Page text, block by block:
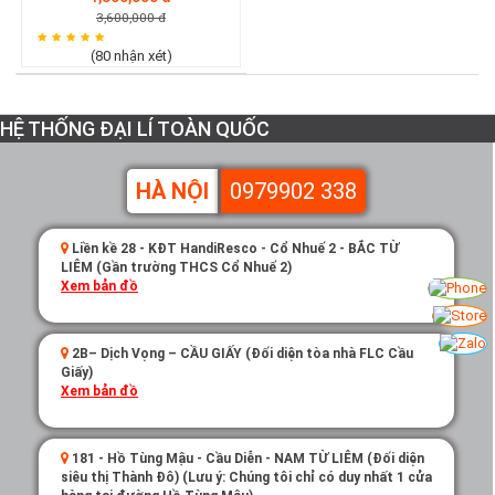
3,600,000 đ
(80 nhận xét)
HỆ THỐNG ĐẠI LÍ TOÀN QUỐC
HÀ NỘI 0979902 338
Liền kề 28 - KĐT HandiResco - Cổ Nhuế 2 - BẮC TỪ
LIÊM (Gần trường THCS Cổ Nhuế 2)
Xem bản đồ
2B– Dịch Vọng – CẦU GIẤY (Đối diện tòa nhà FLC Cầu
Giấy)
Xem bản đồ
181 - Hồ Tùng Mậu - Cầu Diễn - NAM TỪ LIÊM (Đối diện
siêu thị Thành Đô) (Lưu ý: Chúng tôi chỉ có duy nhất 1 cửa